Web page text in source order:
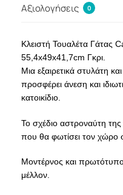
Αξιολογήσεις 0
Κλειστή Τουαλέτα Γάτας
55,4x49x41,7cm Γκρι.
Μια εξαιρετικά στυλάτη
προσφέρει άνεση και
κατοικίδιο.
Το σχέδιο αστροναύτη της
που θα φωτίσει τον χώρο
Μοντέρνος και
μέλλον.